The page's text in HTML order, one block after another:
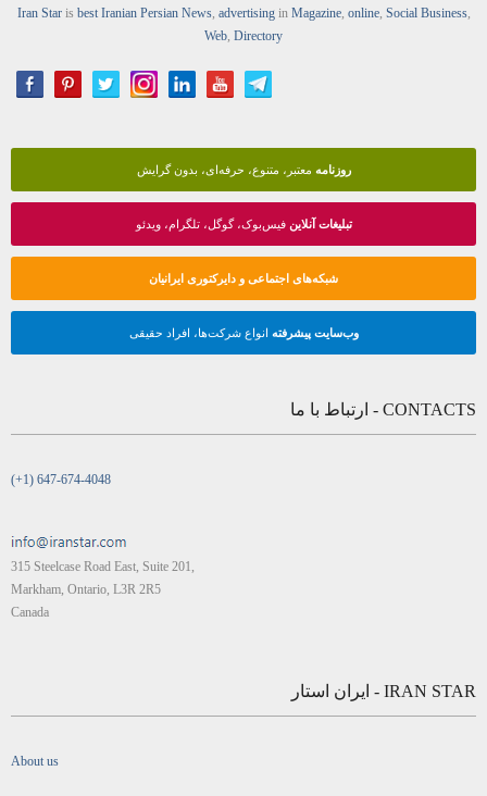
Iran Staris best Iranian Persian News, advertisingin Magazine, online, Social Business,
Web, Directory
روزنامه معتبر، متنوع، حرفه‌ای، بدون گرایش
تبلیغات آنلاینفیس‌بوک، گوگل، تلگرام، ویدئو
شبکه‌های اجتماعی و دایرکتوری ایرانیان
وب‌سایت پیشرفته انواع شرکت‌ها، افراد حقیقی
CONTACTS - ارتباط با ما
(+1) 647-674-4048
315 Steelcase Road East, Suite 201,
Markham, Ontario, L3R 2R5
Canada
IRAN STAR - ایران استار
About us